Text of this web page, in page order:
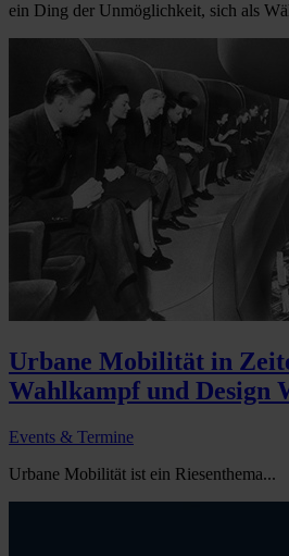
ein Ding der Unmöglichkeit, sich als
Urbane Mobilität in
Wahlkampf und Design
Events & Termine
Urbane Mobilität ist ein Riesenthema...